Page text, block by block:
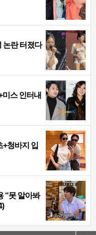
논란 터졌다
미스 인터내
+청바지 입
“못 알아봐